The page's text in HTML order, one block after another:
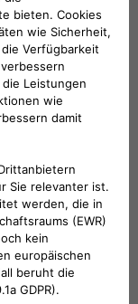
unserem
schnell